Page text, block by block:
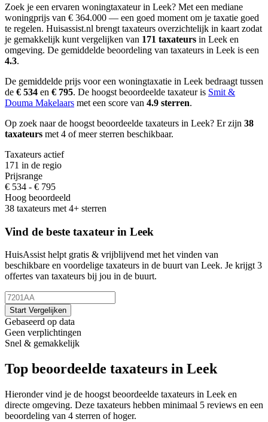
Zoek je een ervaren woningtaxateur in Leek? Met een mediane
woningprijs van € 364.000 — een goed moment om je taxatie goed
te regelen. Huisassist.nl brengt taxateurs overzichtelijk in kaart zodat
je gemakkelijk kunt vergelijken van 171 taxateurs in Leek en
omgeving. De gemiddelde beoordeling van taxateurs in Leek is een
4.3.
De gemiddelde prijs voor een woningtaxatie in Leek bedraagt tussen
de € 534 en € 795. De hoogst beoordeelde taxateur is Smit &
Douma Makelaars met een score van 4.9 sterren.
Op zoek naar de hoogst beoordeelde taxateurs in Leek? Er zijn 38
taxateurs met 4 of meer sterren beschikbaar.
Taxateurs actief
171 in de regio
Prijsrange
€ 534 - € 795
Hoog beoordeeld
38 taxateurs met 4+ sterren
Vind de beste taxateur in Leek
HuisAssist helpt gratis & vrijblijvend met het vinden van
beschikbare en voordelige taxateurs in de buurt van Leek. Je krijgt 3
offertes van taxateurs bij jou in de buurt.
Start Vergelijken
Gebaseerd op data
Geen verplichtingen
Snel & gemakkelijk
Top beoordeelde taxateurs in Leek
Hieronder vind je de hoogst beoordeelde taxateurs in Leek en
directe omgeving. Deze taxateurs hebben minimaal 5 reviews en een
beoordeling van 4 sterren of hoger.